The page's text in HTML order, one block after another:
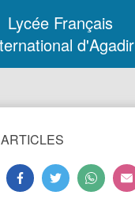
Lycée Français
d'Agadir